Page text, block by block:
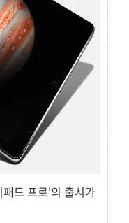
드 프로'의 출시가